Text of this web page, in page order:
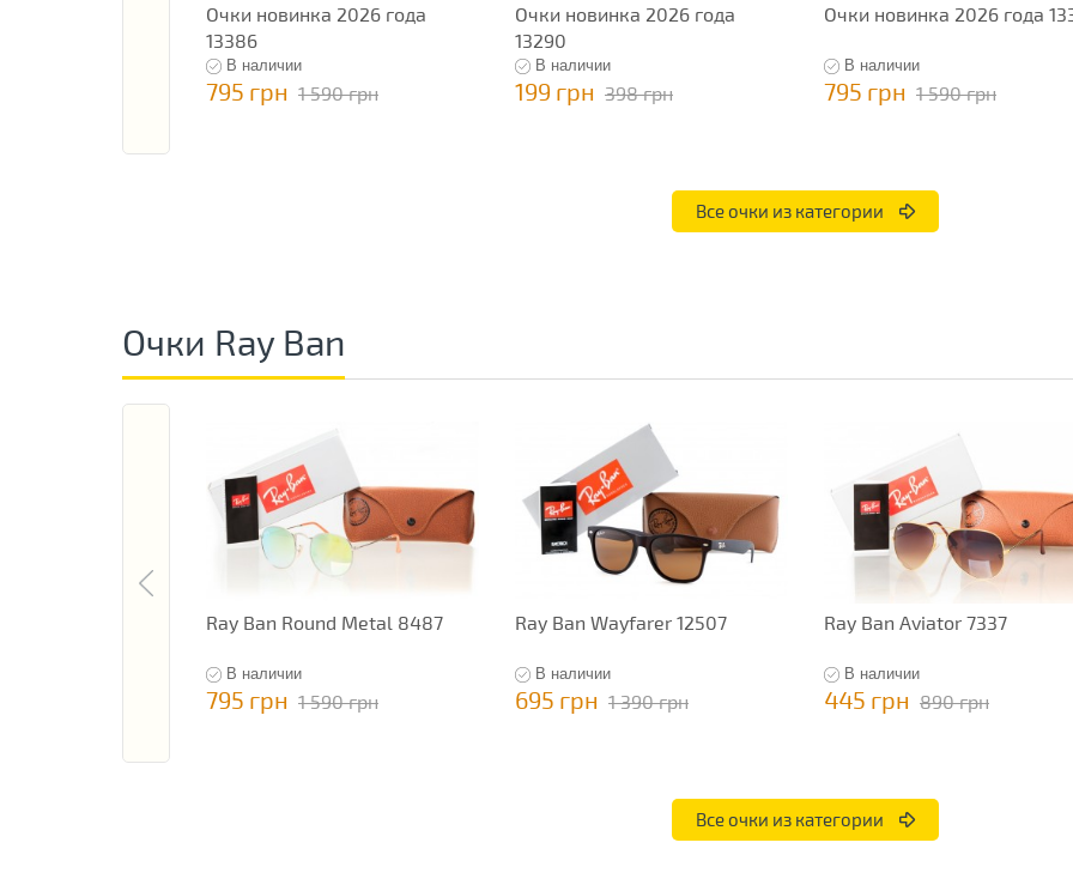
Очки новинка 2026 года
13386
В наличии
795 грн 1 590 грн
Очки новинка 2026 года
13290
В наличии
199 грн 398 грн
Очки новинка 2026 года
В наличии
795 грн 1 590 грн
Все очки из категории
Очки Ray Ban
Ray Ban Round Metal 8487
В наличии
795 грн 1 590 грн
Ray Ban Wayfarer 12507
В наличии
695 грн 1 390 грн
Ray Ban Aviator 7337
В наличии
445 грн 890 грн
Все очки из категории